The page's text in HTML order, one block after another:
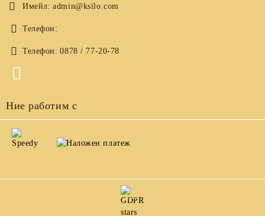
Имейл: admin@ksilo.com
Телефон:
Телефон: 0878 / 77-20-78
Ние работим с
GDPR